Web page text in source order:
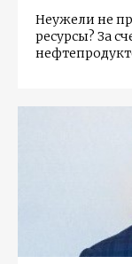
Неужели не
ресурсы? За